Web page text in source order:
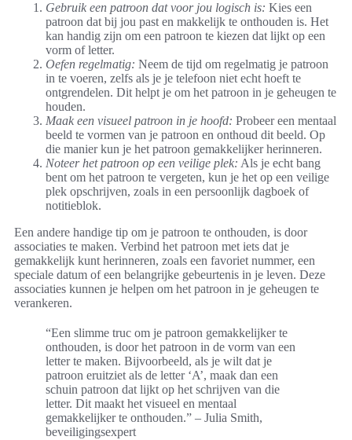
Gebruik een patroon dat voor jou logisch is: Kies een
patroon dat bij jou past en makkelijk te onthouden is. Het
kan handig zijn om een patroon te kiezen dat lijkt op een
vorm of letter.
Oefen regelmatig: Neem de tijd om regelmatig je patroon
in te voeren, zelfs als je je telefoon niet echt hoeft te
ontgrendelen. Dit helpt je om het patroon in je geheugen te
houden.
Maak een visueel patroon in je hoofd: Probeer een mentaal
beeld te vormen van je patroon en onthoud dit beeld. Op
die manier kun je het patroon gemakkelijker herinneren.
Noteer het patroon op een veilige plek: Als je echt bang
bent om het patroon te vergeten, kun je het op een veilige
plek opschrijven, zoals in een persoonlijk dagboek of
notitieblok.
Een andere handige tip om je patroon te onthouden, is door
associaties te maken. Verbind het patroon met iets dat je
gemakkelijk kunt herinneren, zoals een favoriet nummer, een
speciale datum of een belangrijke gebeurtenis in je leven. Deze
associaties kunnen je helpen om het patroon in je geheugen te
verankeren.
“Een slimme truc om je patroon gemakkelijker te
onthouden, is door het patroon in de vorm van een
letter te maken. Bijvoorbeeld, als je wilt dat je
patroon eruitziet als de letter ‘A’, maak dan een
schuin patroon dat lijkt op het schrijven van die
letter. Dit maakt het visueel en mentaal
gemakkelijker te onthouden.” – Julia Smith,
beveiligingsexpert